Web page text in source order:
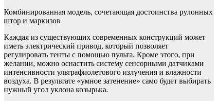
Комбинированная модель, сочетающая достоинства рулонных
штор и маркизов
Каждая из существующих современных конструкций может
иметь электрический привод, который позволяет
регулировать тенты с помощью пульта. Кроме этого, при
желании, можно оснастить систему сенсорными датчиками
интенсивности ультрафиолетового излучения и влажности
воздуха. В результате «умное затенение» само будет выбирать
нужный угол уклона козырька.